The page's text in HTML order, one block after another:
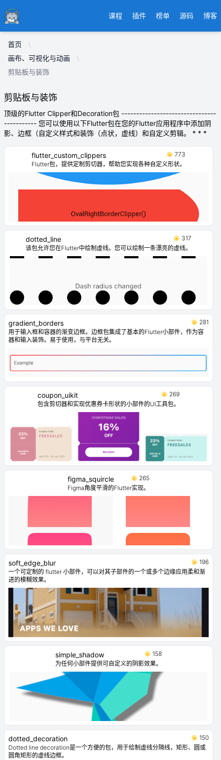
Ducafecat 课程 插件 榜单 源码 博客
首页
画布、可视化与动画
剪贴板与装饰
剪贴板与装饰
顶级的Flutter Clipper和Decoration包 --------------------------------
----------- 您可以使用以下Flutter包在您的Flutter应用程序中添加阴
影、边框（自定义样式和装饰（点状，虚线）和自定义剪辑。 * * *
flutter_custom_clippers
773
Flutter包，提供定制剪切器，帮助您实现各种自定义形状。
dotted_line
317
该包允许您在Flutter中绘制虚线。您可以绘制一条漂亮的虚线。
gradient_borders
281
用于输入框和容器的渐变边框。边框包集成了基本的Flutter小部件，作为容
器和输入装饰。易于使用，与平台无关。
coupon_uikit
269
包含剪切器和实现优惠券卡形状的小部件的UI工具包。
figma_squircle
265
Figma角度平滑的Flutter实现。
soft_edge_blur
196
一个可定制的 flutter 小部件，可以对其子部件的一个或多个边缘应用柔和渐
进的模糊效果。
simple_shadow
158
为任何小部件提供可自定义的阴影效果。
dotted_decoration
150
Dotted line decoration是一个方便的包，用于绘制虚线分隔线，矩形、圆或
圆角矩形的虚线边框。